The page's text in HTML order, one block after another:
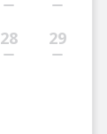
28 29